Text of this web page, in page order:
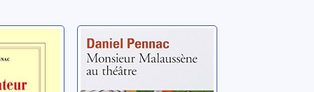
et le
Monsieur
Malaussène au
théâtre